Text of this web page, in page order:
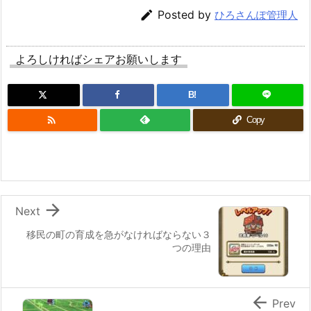
 Posted by ひろさんぽ管理人
よろしければシェアお願いします
B!
 Copy
移民の町の育成を急がなければならない３
つの理由

Next
 Prev